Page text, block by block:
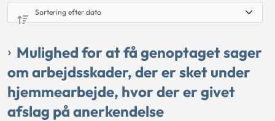
Mulighed for at få genoptaget sager
om arbejdsskader, der er sket under
hjemmearbejde, hvor der er givet
afslag på anerkendelse